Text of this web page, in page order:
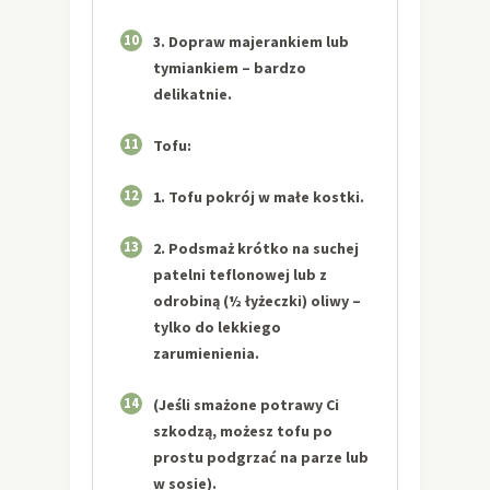
10
3. Dopraw majerankiem lub
tymiankiem – bardzo
delikatnie.
11 Tofu:
12 1. Tofu pokrój w małe kostki.
13
2. Podsmaż krótko na suchej
patelni teflonowej lub z
odrobiną (½ łyżeczki) oliwy –
tylko do lekkiego
zarumienienia.
14
(Jeśli smażone potrawy Ci
szkodzą, możesz tofu po
prostu podgrzać na parze lub
w sosie).